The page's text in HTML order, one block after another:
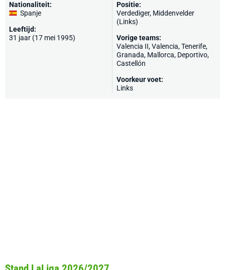
Nationaliteit:
Spanje
Leeftijd:
31 jaar (17 mei 1995)
Positie:
Verdediger, Middenvelder
(Links)
Vorige teams:
Valencia II,Valencia,Tenerife,
Granada, Mallorca, Deportivo,
Castellón
Voorkeur voet:
Links